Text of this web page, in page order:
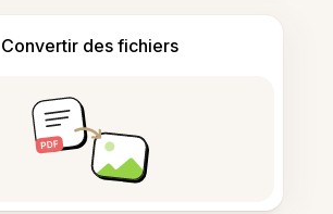
Convertir des fichiers